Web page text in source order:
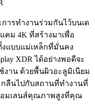
ารทำงานร่วมกันไว้บนเด
ม 4K ที่สร้างมาเพื่อ
งแบบแม่เหล็กที่มั่นคง
XDR ได้อย่างพอดีจะ
าน ด้วยพื้นผิวอะลูมิเนียม
กลืนไปกับสถานที่ทำงานที่
อมเลนส์คุณภาพสูงที่คุณ